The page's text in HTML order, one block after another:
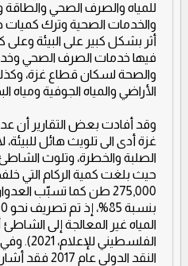
للمياه والصرف الصحي
والخدمات الصحية وترك كميات
أثر بشكل كبير على البيئة
فيها خدمات الصرف الصحي
والصحة لسكان قطاع غزة،
الأراضي والمياه الجوفية ومياه
غزة أدى الى تلويث هائل
الصلبة والخطرة، وتلوث الشاطئ
حيث بلغت كمية الركام التي
275,000 طن كما تسبّب
النقد الدولي